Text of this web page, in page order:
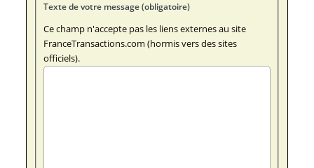
Texte de votre message (obligatoire)
Ce champ n'accepte pas les liens externes au site
FranceTransactions.com (hormis vers des sites
officiels).